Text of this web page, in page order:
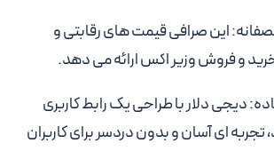
این صرافی قیمت های رقابتی و
و فروش وزیر اکس ارائه می دهد.
دیجی دلار با طراحی یک رابط کاربری
تجربه ای آسان و بدون دردسر برای کاربران